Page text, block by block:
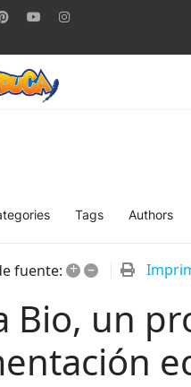
Tags Authors
fuente: + –
Bio, un